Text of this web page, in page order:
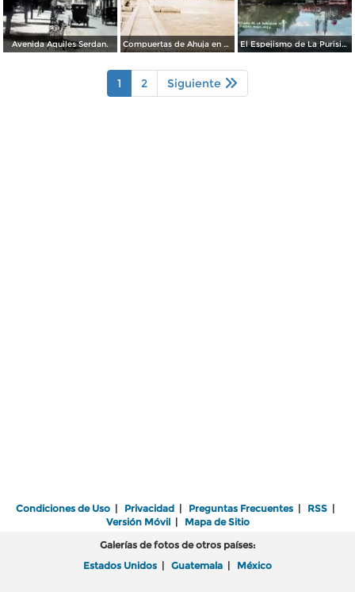
Avenida Aquiles Serdan. Compuertas de Ahuja en el Dique de La quinta de Guadalupe en el Rio Lerma La Piedad Michoacan. El Espejismo de La Purisima
1 2 Siguiente
Condiciones de Uso | Privacidad | Preguntas Frecuentes | RSS |
Versión Móvil| Mapa de Sitio
Galerías de fotos de otros países:
Estados Unidos | Guatemala | México